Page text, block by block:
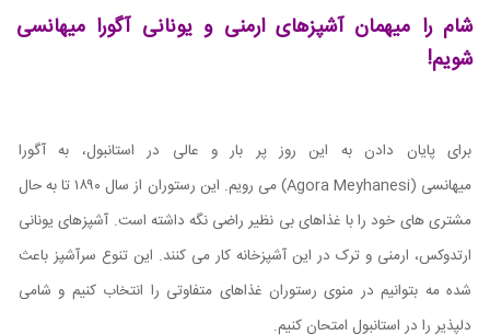
شام را میهمان آشپزهای ارمنی و یونانی آگورا میهانسی
شویم!
برای پایان دادن به این روز پر بار و عالی در استانبول، به آگورا
میهانسی (Agora Meyhanesi)
می رویم. این رستوران از سال ۱۸۹۰ تا به حال
مشتری های خود را با غذاهای بی نظیر راضی نگه داشته است. آشپزهای یونانی
ارتدوکس، ارمنی و ترک در این آشپزخانه کار می ‌کنند. این تنوع سرآشپز باعث
شده مه بتوانیم در منوی رستوران غذاهای متفاوتی را انتخاب کنیم و شامی
دلپذیر را در استانبول امتحان کنیم.